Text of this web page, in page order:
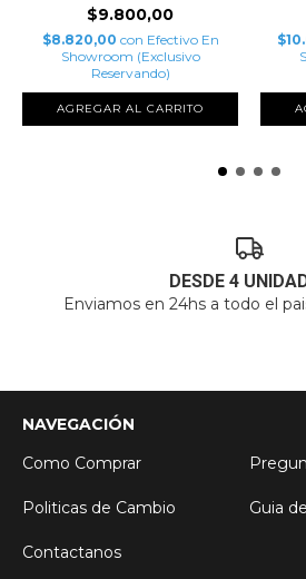
$9.800,00
$8.820,00 con Efectivo En
Showroom (Exclusivo
Reservando)
AGREGAR AL CARRITO
DESDE 4
Enviamos en 24hs a todo el
NAVEGACIÓN
Como Comprar
Politicas de Cambio Guia
Contactanos